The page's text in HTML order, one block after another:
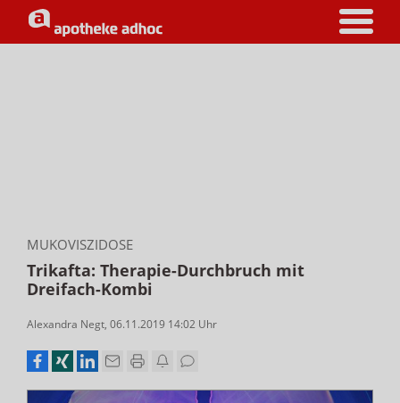
MUKOVISZIDOSE
Trikafta: Therapie-Durchbruch mit
Dreifach-Kombi
Alexandra Negt, 06.11.2019 14:02 Uhr